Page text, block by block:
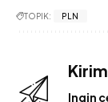
TOPIK: PLN
Ingin